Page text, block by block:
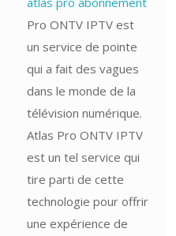
Pro ONTV IPTV est
un service de pointe
qui a fait des vagues
dans le monde de la
télévision numérique.
Atlas Pro ONTV IPTV
est un tel service qui
tire parti de cette
technologie pour offrir
une expérience de